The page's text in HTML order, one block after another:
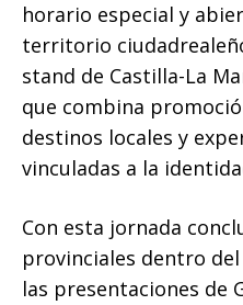
horario especial y
territorio
stand de Castilla-La
que combina
destinos locales y
vinculadas a la
Con esta jornada
provinciales dentro
las presentaciones de